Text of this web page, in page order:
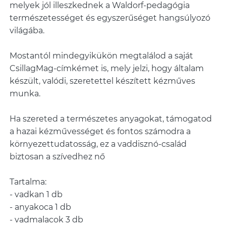
melyek jól illeszkednek a Waldorf-pedagógia
természetességet és egyszerűséget hangsúlyozó
világába.
Mostantól mindegyikükön megtalálod a saját
CsillagMag-címkémet is, mely jelzi, hogy általam
készült, valódi, szeretettel készített kézműves
munka.
Ha szereted a természetes anyagokat, támogatod
a hazai kézművességet és fontos számodra a
környezettudatosság, ez a vaddisznó-család
biztosan a szívedhez nő
Tartalma:
- vadkan 1 db
- anyakoca 1 db
- vadmalacok 3 db